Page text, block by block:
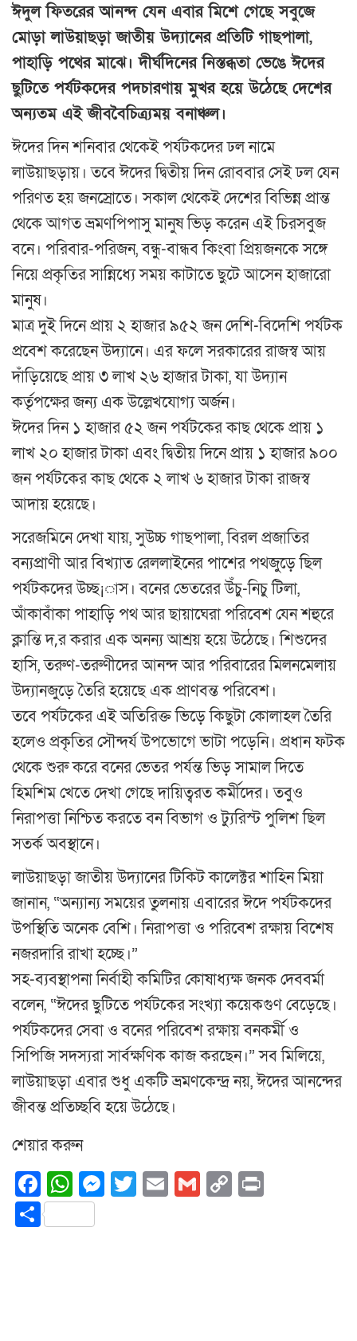
ঈদুল ফিতরের আনন্দ যেন এবার মিশে গেছে সবুজে
মোড়া লাউয়াছড়া জাতীয় উদ্যানের প্রতিটি গাছপালা,
পাহাড়ি পথের মাঝে। দীর্ঘদিনের নিস্তব্ধতা ভেঙে ঈদের
ছুটিতে পর্যটকদের পদচারণায় মুখর হয়ে উঠেছে দেশের
অন্যতম এই জীববৈচিত্র্যময় বনাঞ্চল।
ঈদের দিন শনিবার থেকেই পর্যটকদের ঢল নামে
লাউয়াছড়ায়। তবে ঈদের দ্বিতীয় দিন রোববার সেই ঢল যেন
পরিণত হয় জনস্রোতে। সকাল থেকেই দেশের বিভিন্ন প্রান্ত
থেকে আগত ভ্রমণপিপাসু মানুষ ভিড় করেন এই চিরসবুজ
বনে। পরিবার-পরিজন, বন্ধু-বান্ধব কিংবা প্রিয়জনকে সঙ্গে
নিয়ে প্রকৃতির সান্নিধ্যে সময় কাটাতে ছুটে আসেন হাজারো
মানুষ।
মাত্র দুই দিনে প্রায় ২ হাজার ৯৫২ জন দেশি-বিদেশি পর্যটক
প্রবেশ করেছেন উদ্যানে। এর ফলে সরকারের রাজস্ব আয়
দাঁড়িয়েছে প্রায় ৩ লাখ ২৬ হাজার টাকা, যা উদ্যান
কর্তৃপক্ষের জন্য এক উল্লেখযোগ্য অর্জন।
ঈদের দিন ১ হাজার ৫২ জন পর্যটকের কাছ থেকে প্রায় ১
লাখ ২০ হাজার টাকা এবং দ্বিতীয় দিনে প্রায় ১ হাজার ৯০০
জন পর্যটকের কাছ থেকে ২ লাখ ৬ হাজার টাকা রাজস্ব
আদায় হয়েছে।
সরেজমিনে দেখা যায়, সুউচ্চ গাছপালা, বিরল প্রজাতির
বন্যপ্রাণী আর বিখ্যাত রেললাইনের পাশের পথজুড়ে ছিল
পর্যটকদের উচ্ছ¡াস। বনের ভেতরের উঁচু-নিচু টিলা,
আঁকাবাঁকা পাহাড়ি পথ আর ছায়াঘেরা পরিবেশ যেন শহুরে
ক্লান্তি দ‚র করার এক অনন্য আশ্রয় হয়ে উঠেছে। শিশুদের
হাসি, তরুণ-তরুণীদের আনন্দ আর পরিবারের মিলনমেলায়
উদ্যানজুড়ে তৈরি হয়েছে এক প্রাণবন্ত পরিবেশ।
তবে পর্যটকের এই অতিরিক্ত ভিড়ে কিছুটা কোলাহল তৈরি
হলেও প্রকৃতির সৌন্দর্য উপভোগে ভাটা পড়েনি। প্রধান ফটক
থেকে শুরু করে বনের ভেতর পর্যন্ত ভিড় সামাল দিতে
হিমশিম খেতে দেখা গেছে দায়িত্বরত কর্মীদের। তবুও
নিরাপত্তা নিশ্চিত করতে বন বিভাগ ও ট্যুরিস্ট পুলিশ ছিল
সতর্ক অবস্থানে।
লাউয়াছড়া জাতীয় উদ্যানের টিকিট কালেক্টর শাহিন মিয়া
জানান, “অন্যান্য সময়ের তুলনায় এবারের ঈদে পর্যটকদের
উপস্থিতি অনেক বেশি। নিরাপত্তা ও পরিবেশ রক্ষায় বিশেষ
নজরদারি রাখা হচ্ছে।”
সহ-ব্যবস্থাপনা নির্বাহী কমিটির কোষাধ্যক্ষ জনক দেববর্মা
বলেন, “ঈদের ছুটিতে পর্যটকের সংখ্যা কয়েকগুণ বেড়েছে।
পর্যটকদের সেবা ও বনের পরিবেশ রক্ষায় বনকর্মী ও
সিপিজি সদস্যরা সার্বক্ষণিক কাজ করছেন।” সব মিলিয়ে,
লাউয়াছড়া এবার শুধু একটি ভ্রমণকেন্দ্র নয়, ঈদের আনন্দের
জীবন্ত প্রতিচ্ছবি হয়ে উঠেছে।
শেয়ার করুন
Facebook
WhatsApp
Messenger
Twitter
EmailGmail
Copy
Share